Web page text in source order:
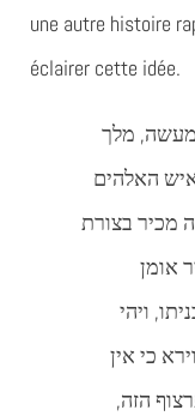
une autre histoire
éclairer cette idée.
מלך
האלהים
מכיר בצורת
אומן
ויהי
כי אין
הזה,